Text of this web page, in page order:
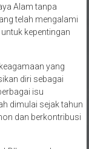
Alam tanpa
telah mengalami
kepentingan
yang
diri sebagai
isu
dimulai sejak tahun
dan berkontribusi